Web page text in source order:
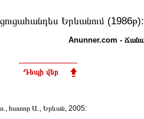
Երևանում (1986թ):
Anunner.com -
Դեպի վեր
հատոր Ա., Երևան, 2005: